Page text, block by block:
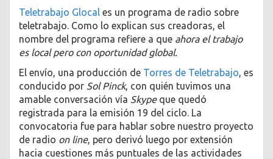
Teletrabajo Glocal es un programa de radio sobre
teletrabajo. Como lo explican sus creadoras, el
nombre del programa refiere a que ahora el trabajo
es local pero con oportunidad global.
El envío, una producción de Torres de Teletrabajo, es
conducido por Sol Pinck, con quién tuvimos una
amable conversación vía Skypeque quedó
registrada para la emisión 19 del ciclo. La
convocatoria fue para hablar sobre nuestro proyecto
de radio on line, pero derivó luego por extensión
hacia cuestiones más puntuales de las actividades